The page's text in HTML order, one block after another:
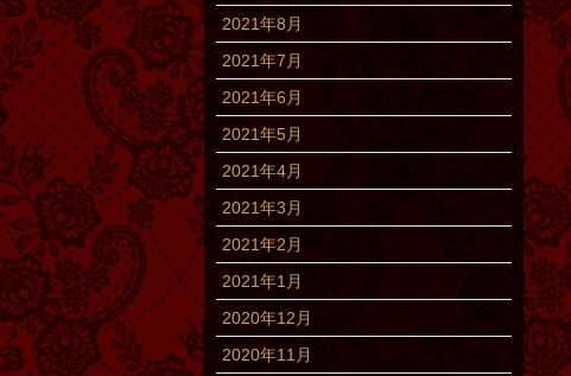
2021年8月
2021年7月
2021年6月
2021年5月
2021年4月
2021年3月
2021年2月
2021年1月
2020年12月
2020年11月